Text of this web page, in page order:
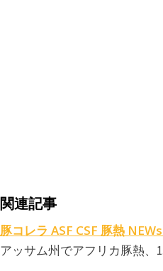
関連記事
豚コレラ ASF CSF 豚熱
アッサム州でアフリカ豚熱、